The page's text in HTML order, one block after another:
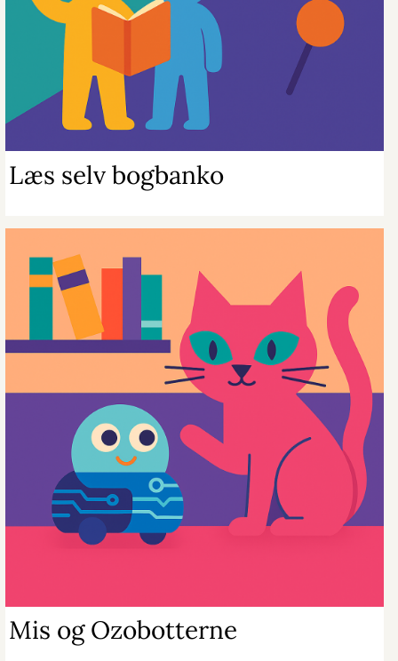
Læs selv bogbanko
Mis og Ozobotterne